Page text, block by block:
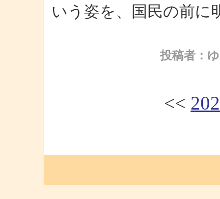
いう姿を、国民の前に
投稿者：
<<